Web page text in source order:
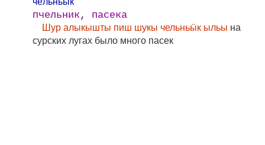
пчельник, пасека
Шур алыкышты пиш шукы чельньӹк ыльы на
сурских лугах было много пасек